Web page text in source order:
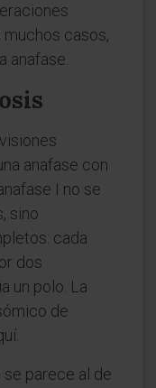
casos,
anafase.
anafase con
I no se
sino
cada
dos
un polo. La
de
se parece al de